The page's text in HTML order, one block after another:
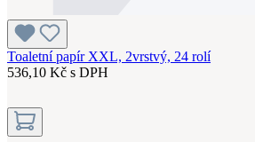
Toaletní papír XXL, 2vrstvý, 24 rolí
536,10 Kč s DPH